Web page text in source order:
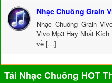
Nhạc Chuông Grain
Nhạc Chuông Grain
Vivo Mp3 Hay Nhất
về […]
Tải Nhạc Chuông HOT